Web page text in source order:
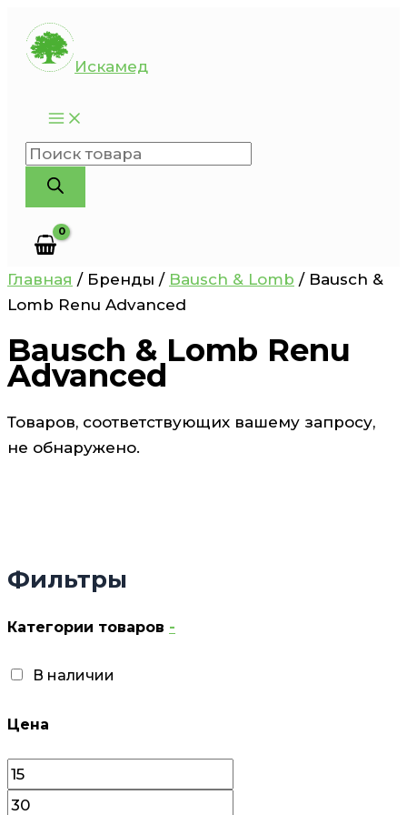
Перейти
содержимому
Искамед
Поиск
товаров
Фильтры
Категории товаров -
В наличии
Цена
Главная / Бренды / Bausch & Lomb / Bausch &
Lomb Renu Advanced
Bausch & Lomb Renu
Advanced
Товаров, соответствующих вашему запросу,
не обнаружено.